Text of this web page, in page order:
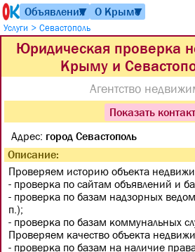
Объявления
▼ О Крыме
▼
Услуги > Севастополь
Юридическая проверка
Крыму и
Агентство
Показать
Адрес: город Севастополь
Описание:
Проверяем историю объекта
- проверка по сайтам объявлений и
- проверка по базам надзорных
п.);
- проверка по базам коммунальных
Проверяем качество объекта
- проверка по базам на наличие